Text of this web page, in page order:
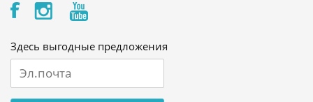
Здесь выгодные предложения